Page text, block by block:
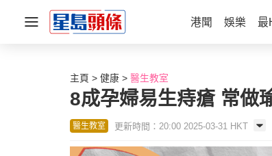
港聞 娛樂 最
主頁 健康 醫生教室
8成孕婦易生痔瘡 常做
醫生教室 更新時間：20:00 2025-03-31 HKT